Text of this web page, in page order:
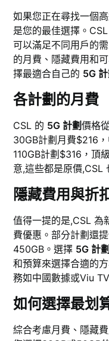
如果您正在尋找一個
是您的最佳選擇。
可以滿足不同用戶的
的月費、隱藏費用和
擇最適合自己的 5G 計
各計劃的月費
CSL 的 5G 計劃價格
30GB計劃月費$216
110GB計劃$316，頂
意,這些都是原價,CSL
隱藏費用與折
值得一提的是,CSL 為
費優惠。部分計劃還
450GB。選擇 5G 計劃
和預算來選擇合適的
務如中國數據或Viu
如何選擇最划
綜合考慮月費、隱藏